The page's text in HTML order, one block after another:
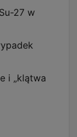
27 w
i „klątwa